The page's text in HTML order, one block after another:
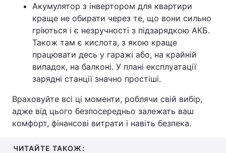
Акумулятор з інвертором для квартири
краще не обирати через те, що вони сильно
гріються і є незручності з підзарядкою АКБ.
Також там є кислота, з якою краще
працювати десь у гаражі або, на крайній
випадок, на балконі. У плані експлуатації
зарядні станції значно простіші.
Враховуйте всі ці моменти, роблячи свій вибір,
адже від цього безпосередньо залежать ваш
комфорт, фінансові витрати і навіть безпека.
ЧИТАЙТЕ ТАКОЖ: